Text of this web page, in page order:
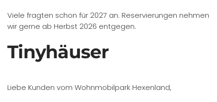
Viele fragten schon für 2027 an. Reservierungen nehmen
wir gerne ab Herbst 2026 entgegen.
Tinyhäuser
Liebe Kunden vom Wohnmobilpark Hexenland,